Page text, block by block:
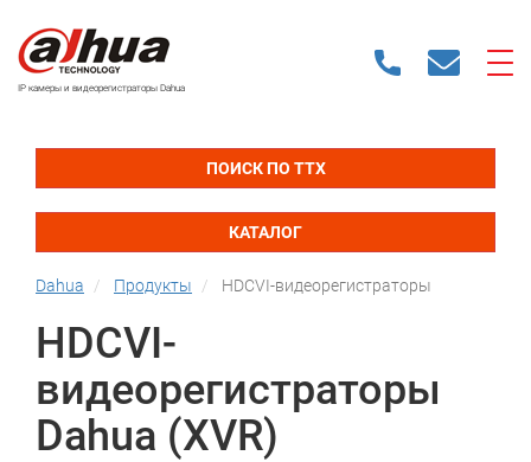
IP камеры и видеорегистраторы Dahua
ПОИСК ПО ТТХ
КАТАЛОГ
Dahua Продукты HDCVI-видеорегистраторы
HDCVI-
видеорегистраторы
Dahua (XVR)